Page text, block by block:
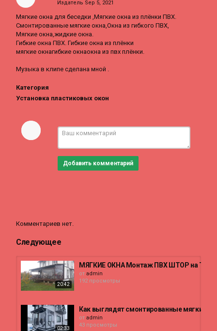
Издатель Sep 5, 2021
Мягкие окна для беседки ,Мягкие окна из плёнки ПВХ.
Смонтированные мягкие окна,Окна из гибкого ПВХ,
Мягкие окна,жидкие окна.
Гибкие окна ПВХ. Гибкие окна из плёнки
мягкие окнагибкие окнаокна из пвх плёнки.
Музыка в клипе сделана мной .
Категория
Установка пластиковых окон
Добавить комментарий
Комментариев нет.
Следующее
20:42
МЯГКИЕ ОКНА Монтаж ПВХ ШТОР на
от admin
192 просмотры
02:33
Как выглядят смонтированные мягкие
от admin
43 просмотры